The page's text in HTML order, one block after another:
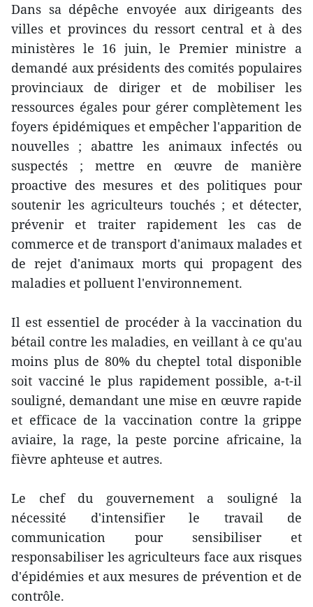
Dans sa dépêche envoyée aux dirigeants des
villes et provinces du ressort central et à des
ministères le 16 juin, le Premier ministre a
demandé aux présidents des comités populaires
provinciaux de diriger et de mobiliser les
ressources égales pour gérer complètement les
foyers épidémiques et empêcher l'apparition de
nouvelles ; abattre les animaux infectés ou
suspectés ; mettre en œuvre de manière
proactive des mesures et des politiques pour
soutenir les agriculteurs touchés ; et détecter,
prévenir et traiter rapidement les cas de
commerce et de transport d'animaux malades et
de rejet d'animaux morts qui propagent des
maladies et polluent l'environnement.
Il est essentiel de procéder à la vaccination du
bétail contre les maladies, en veillant à ce qu'au
moins plus de 80% du cheptel total disponible
soit vacciné le plus rapidement possible, a-t-il
souligné, demandant une mise en œuvre rapide
et efficace de la vaccination contre la grippe
aviaire, la rage, la peste porcine africaine, la
fièvre aphteuse et autres.
Le chef du gouvernement a souligné la
nécessité d'intensifier le travail de
communication pour sensibiliser et
responsabiliser les agriculteurs face aux risques
d'épidémies et aux mesures de prévention et de
contrôle.